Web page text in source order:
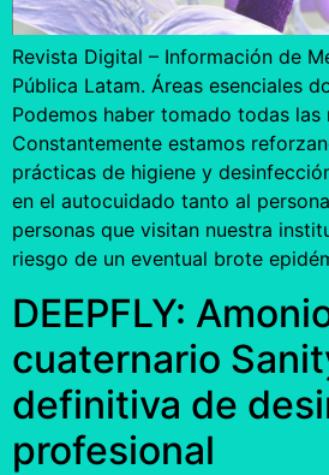
Revista Digital – Información de
Pública Latam. Áreas esenciales
Podemos haber tomado todas las
Constantemente estamos
prácticas de higiene y
en el autocuidado tanto al
personas que visitan nuestra
riesgo de un eventual brote
DEEPFLY:
cuaternario
definitiva de
profesional